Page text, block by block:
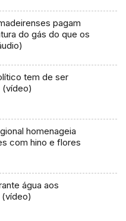
pagam
do gás do que os
tem de ser
homenageia
com hino e flores
água aos